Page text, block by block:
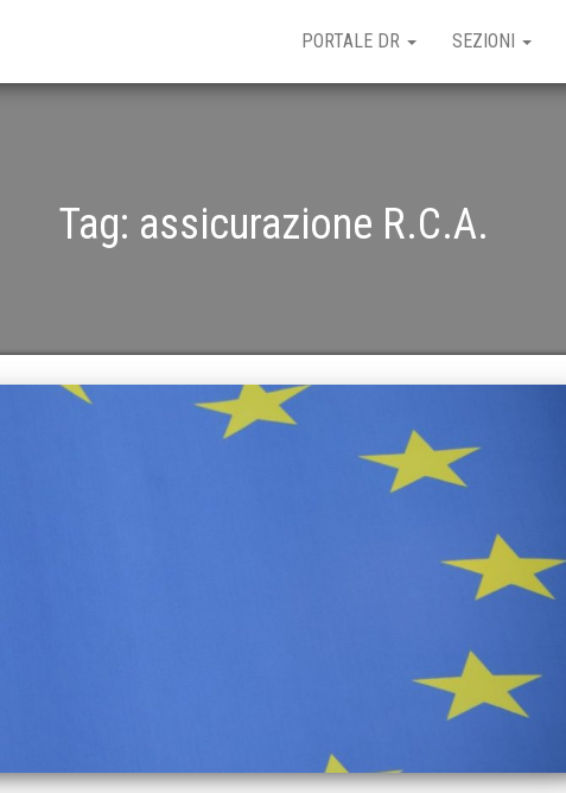
PORTALE DR SEZIONI
Tag: assicurazione R.C.A.